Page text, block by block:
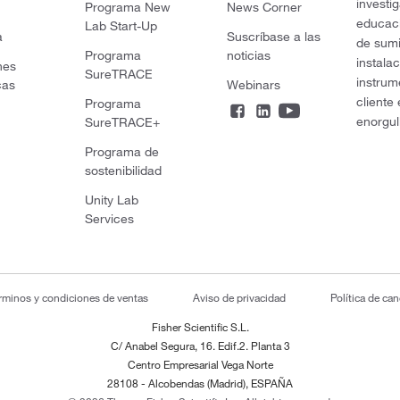
Programa New
Lab Start-Up
Programa
SureTRACE
Programa
SureTRACE+
Programa de
sostenibilidad
Unity Lab
Services
News Corner
Suscríbase a las
noticias
Webinars
de
cliente
y condiciones de ventas Aviso de privacidad Política de
Fisher Scientific S.L.
C/ Anabel Segura, 16. Edif.2. Planta 3
Centro Empresarial Vega Norte
28108 - Alcobendas (Madrid), ESPAÑA